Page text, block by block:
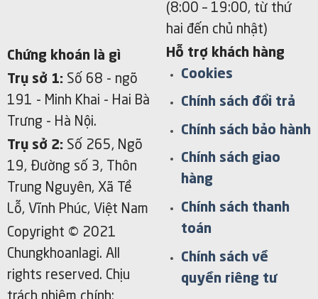
Chứng khoán là gì
Trụ sở 1: Số 68 - ngõ
191 - Minh Khai - Hai Bà
Trưng - Hà Nội.
Trụ sở 2: Số 265, Ngõ
19, Đường số 3, Thôn
Trung Nguyên, Xã Tề
Lỗ, Vĩnh Phúc, Việt Nam
Copyright © 2021
Chungkhoanlagi. All
rights reserved. Chịu
(8:00 – 19:00, từ thứ
hai đến chủ nhật)
Hỗ trợ khách hàng
Cookies
Chính sách đổi trả
Chính sách bảo hành
Chính sách giao
hàng
Chính sách thanh
toán
Chính sách về
quyền riêng tư